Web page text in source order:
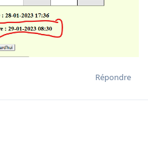
Répondre